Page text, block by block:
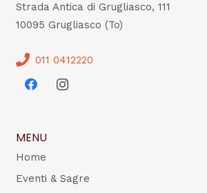
Strada Antica di Grugliasco, 111
10095 Grugliasco (To)
011 0412220
MENU
Home
Eventi & Sagre